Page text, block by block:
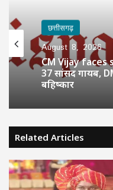
छत्तीसगढ़
August 8, 2026
CM Vijay faces
37 सांसद गायब,
बहिष्कार
Related Articles